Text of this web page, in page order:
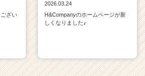
ざい
2026.03.24
H&Companyのホームページが新
しくなりました♪